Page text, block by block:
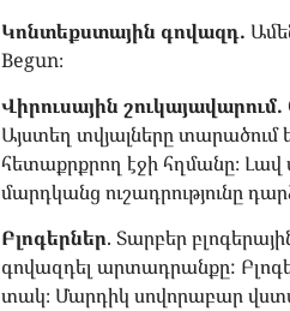
Կոնտեքստային գովազդ.
Begun։
Վիրուսային շուկայավարում.
Այստեղ տվյալները տարածում
հետաքրքրող էջի հղմանը։
մարդկանց ուշադրությունը
Բլոգերներ. Տարբեր
գովազդել արտադրանքը:
տակ։ Մարդիկ սովորաբար